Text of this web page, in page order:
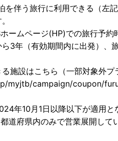
を伴う旅行に利用できる（左
ームページ(HP)での旅行予約
ら3年（有効期間内に出発）、
施設はこちら（一部対象外プ
myjtb/campaign/coupon/
年10月1日以降以下が適用と
道府県内のみで営業展開し